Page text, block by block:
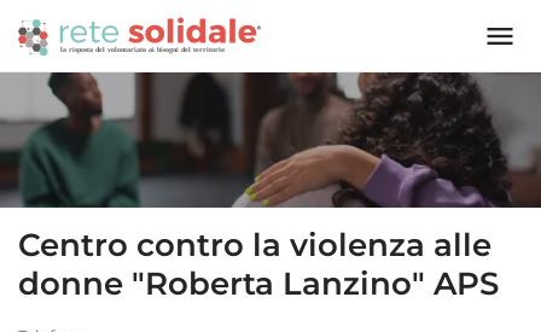
Centro contro la violenza alle
donne "Roberta Lanzino" APS